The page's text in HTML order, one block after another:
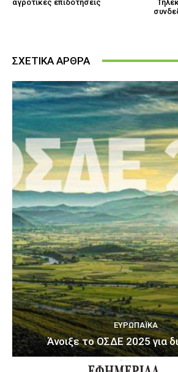
αγροτικές επιδοτήσεις
ΣΧΕΤΙΚΑ ΑΡΘΡΑ
ΕΥΡΩΠΑΪΚΆ
Άνοιξε το ΟΣΔΕ 2025 για